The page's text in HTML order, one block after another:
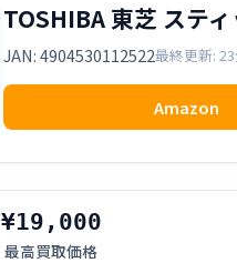
TOSHIBA 東芝 ステ
JAN: 4904530112522最終更新:
Amazon
¥19,000
最高買取価格